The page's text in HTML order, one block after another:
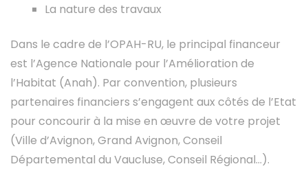
La nature des travaux
Dans le cadre de l’OPAH-RU, le principal financeur
est l’Agence Nationale pour l’Amélioration de
l’Habitat (Anah). Par convention, plusieurs
partenaires financiers s’engagent aux côtés de l’Etat
pour concourir à la mise en œuvre de votre projet
(Ville d’Avignon, Grand Avignon, Conseil
Départemental du Vaucluse, Conseil Régional…).